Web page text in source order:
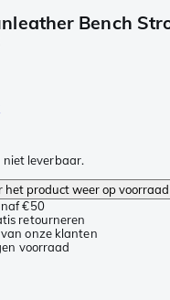
Bench
niet leverbaar.
product weer op voorraad
€50
retourneren
onze klanten
voorraad